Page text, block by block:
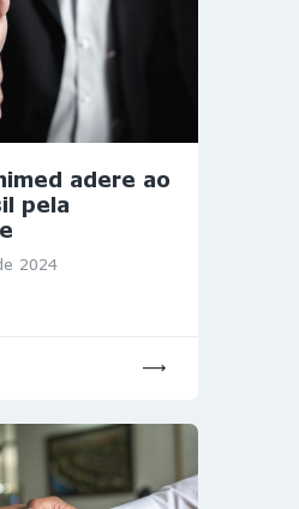
adere ao
pela
2024